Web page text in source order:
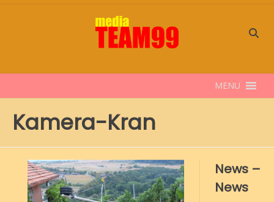
MENU
Kamera-Kran
News –
News